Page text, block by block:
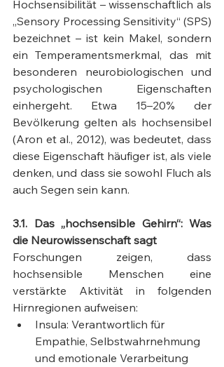
Hochsensibilität – wissenschaftlich als
„Sensory Processing Sensitivity“ (SPS)
bezeichnet – ist kein Makel, sondern
ein Temperamentsmerkmal, das mit
besonderen neurobiologischen und
psychologischen Eigenschaften
einhergeht. Etwa 15–20% der
Bevölkerung gelten als hochsensibel
(Aron et al., 2012), was bedeutet, dass
diese Eigenschaft häufiger ist, als viele
denken, und dass sie sowohl Fluch als
auch Segen sein kann.
3.1. Das „hochsensible Gehirn“: Was
die Neurowissenschaft sagt
Forschungen zeigen, dass
hochsensible Menschen eine
verstärkte Aktivität in folgenden
Hirnregionen aufweisen:
Insula: Verantwortlich für
Empathie, Selbstwahrnehmung
und emotionale Verarbeitung